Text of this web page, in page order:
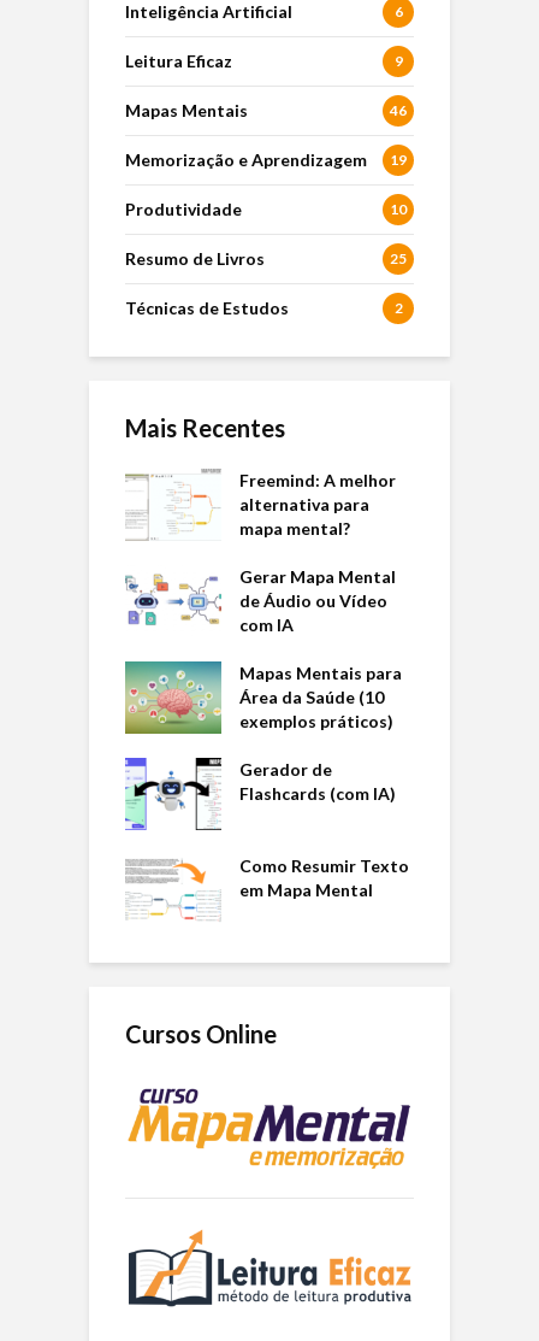
Inteligência Artificial 6
Leitura Eficaz 9
Mapas Mentais 46
Memorização e Aprendizagem 19
Produtividade 10
Resumo de Livros 25
Técnicas de Estudos 2
Mais Recentes
Freemind: A melhor
alternativa para
mapa mental?
Gerar Mapa Mental
de Áudio ou Vídeo
com IA
Mapas Mentais para
Área da Saúde (10
exemplos práticos)
Gerador de
Flashcards (com IA)
Como Resumir Texto
em Mapa Mental
Cursos Online